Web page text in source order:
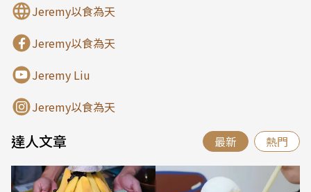
達人文章 最新 熱門
Jeremy以食為天
Jeremy以食為天
Jeremy Liu
Jeremy以食為天